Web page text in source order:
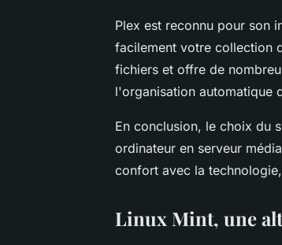
Plex est reconnu pour son
facilement votre collection
fichiers et offre de
l'organisation automatique
En conclusion, le choix du
ordinateur en serveur
confort avec la
Linux Mint, une